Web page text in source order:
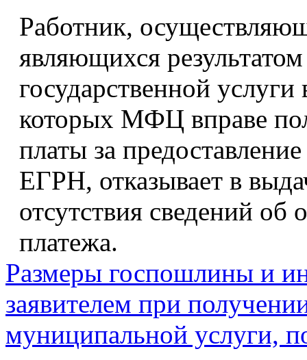
Работник,
являющихся
государственной
которых МФЦ вправе
платы за
ЕГРН, отказывает в
отсутствия сведений об
платежа.
Размеры госпошлины и
заявителем при
муниципальной услуги,